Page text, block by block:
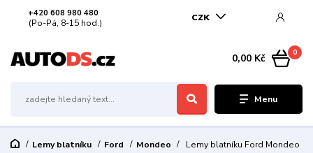
Menu
CZK
+420 608 980 480
(Po-Pá, 8-15 hod.)
0
0,00 Kč
Lemy blatníku Ford Mondeo
Lemy blatníku Ford Mondeo